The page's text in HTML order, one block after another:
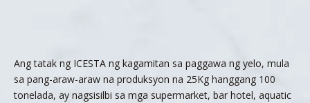
Ang tatak ng ICESTA ng kagamitan sa paggawa ng yelo, mula
sa pang-araw-araw na produksyon na 25Kg hanggang 100
tonelada, ay nagsisilbi sa mga supermarket, bar hotel, aquatic